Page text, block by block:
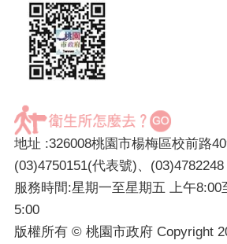
地址 :326008桃園市楊梅區校前路
(03)4750151(代表號)、
服務時間:星期一至星期五 上午8:00
5:00
版權所有 © 桃園市政府 Copyright